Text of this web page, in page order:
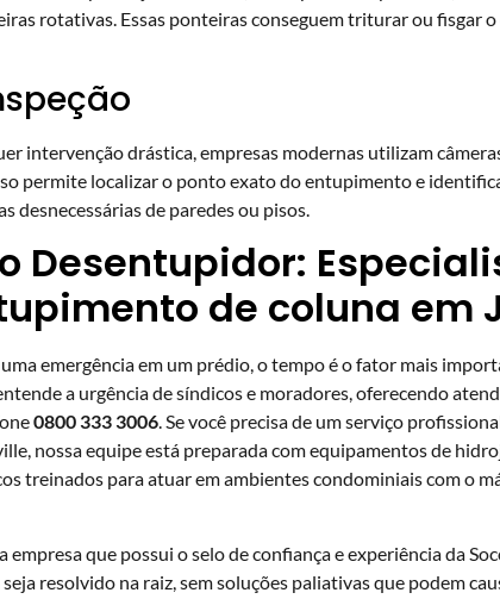
rotativas. Essas ponteiras conseguem triturar ou fisgar
intervenção drástica, empresas modernas utilizam
permite localizar o ponto exato do entupimento e
desnecessárias de paredes ou pisos.
Desentupidor:
de coluna em
emergência em um prédio, o tempo é o fator mais
a urgência de síndicos e moradores, oferecendo
0800 333 3006. Se você precisa de um serviço
, nossa equipe está preparada com equipamentos de
treinados para atuar em ambientes condominiais com o
empresa que possui o selo de confiança e experiência da
resolvido na raiz, sem soluções paliativas que podem